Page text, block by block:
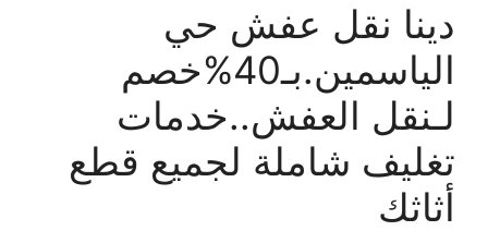
دينا نقل عفش حي
الياسمين.بـ40%خصم
لـنقل العفش..خدمات
تغليف شاملة لجميع قطع
أثاثك